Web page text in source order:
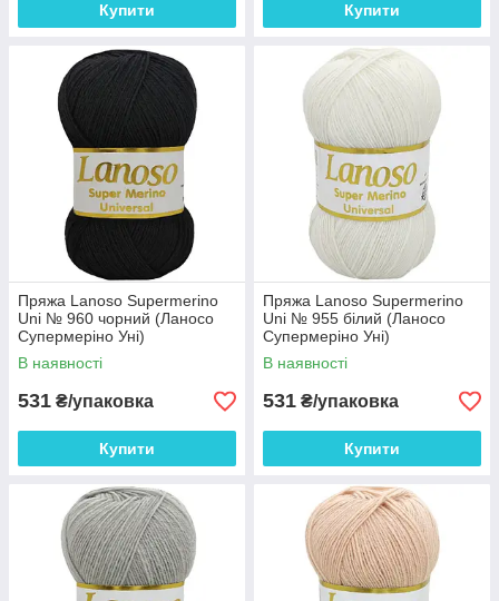
Купити Купити
Пряжа Lanoso Supermerino
Uni № 960 чорний (Ланосо
Супермеріно Уні)
В наявності
531 ₴/упаковка
Купити
Пряжа Lanoso Supermerino
Uni № 955 білий (Ланосо
Супермеріно Уні)
В наявності
531 ₴/упаковка
Купити